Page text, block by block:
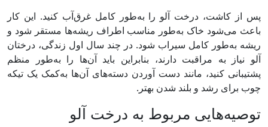
پس از کاشت، درخت آلو را به‌طور کامل غرق‌آب کنید. این کار
باعث می‌شود خاک به‌طور مناسب اطراف ریشه‌ها مستقر شود و
ریشه به‌طور کامل سیراب شود. در چند سال اول زندگی، درختان
آلو نیاز به مراقبت دارند، بنابراین باید آن‌ها را به‌طور منظم
پشتیبانی کنید، مانند دست آوردن دسته‌های آن‌ها به‌کمک یک تیکه
چوب برای رشد و بلند شدن بهتر.
توصیه‌هایی مربوط به درخت آلو